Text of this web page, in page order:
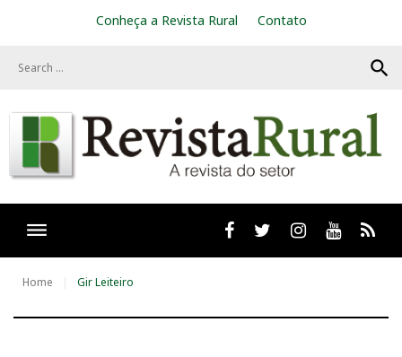
Conheça a Revista Rural Contato
search
Facebooktwitter Instagram
Youtube
Home Gir Leiteiro